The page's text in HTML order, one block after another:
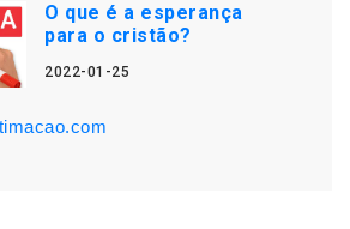
O que é a esperança
para o cristão?
2022-01-25